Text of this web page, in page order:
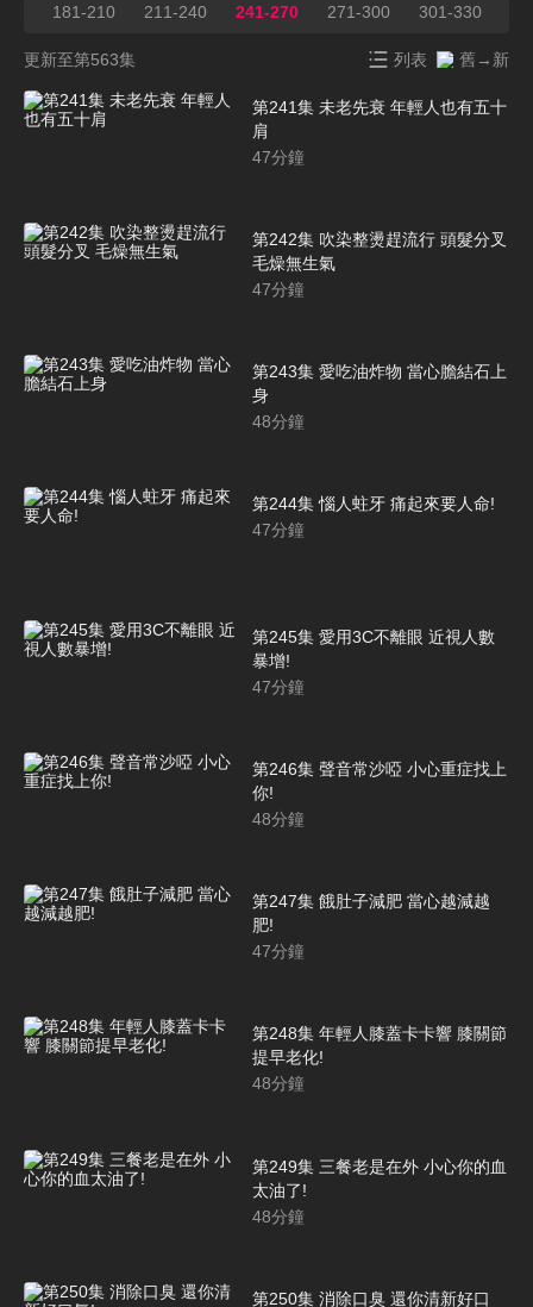
181-210 211-240 241-270 271-300 301-330
更新至第563集 列表 舊→新
第241集 未老先衰 年輕人也有五十
肩
47分鐘
第242集 吹染整燙趕流行 頭髮分叉
毛燥無生氣
47分鐘
第243集 愛吃油炸物 當心膽結石上
身
48分鐘
第244集 惱人蛀牙 痛起來要人命!
47分鐘
第245集 愛用3C不離眼 近視人數
暴增!
47分鐘
第246集 聲音常沙啞 小心重症找上
你!
48分鐘
第247集 餓肚子減肥 當心越減越
肥!
47分鐘
第248集 年輕人膝蓋卡卡響 膝關節
提早老化!
48分鐘
第249集 三餐老是在外 小心你的血
太油了!
48分鐘
第250集 消除口臭 還你清新好口